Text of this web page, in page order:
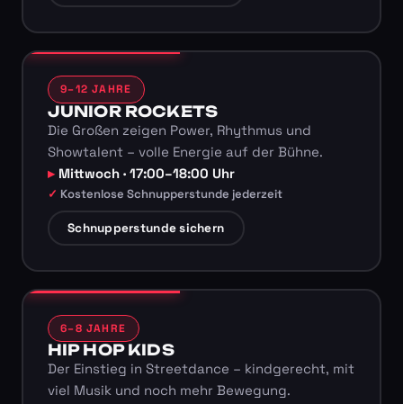
9–12 JAHRE
JUNIOR ROCKETS
Die Großen zeigen Power, Rhythmus und
Showtalent – volle Energie auf der Bühne.
Mittwoch · 17:00–18:00 Uhr
Kostenlose Schnupperstunde jederzeit
Schnupperstunde sichern
6–8 JAHRE
HIP HOP KIDS
Der Einstieg in Streetdance – kindgerecht, mit
viel Musik und noch mehr Bewegung.